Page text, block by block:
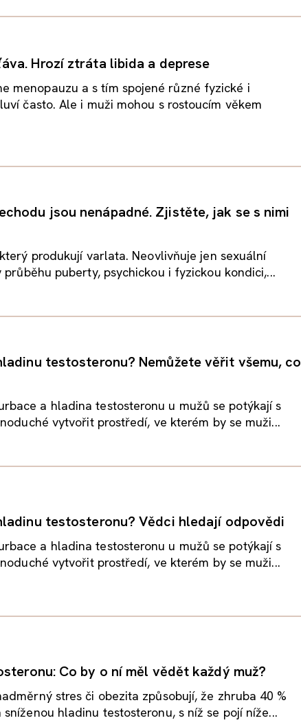
Hrozí ztráta libida a deprese
menopauzu a s tím spojené různé fyzické i
často. Ale i muži mohou s rostoucím věkem
jsou nenápadné. Zjistěte, jak se s nimi
produkují varlata. Neovlivňuje jen sexuální
puberty, psychickou i fyzickou kondici,...
testosteronu? Nemůžete věřit všemu, co
a hladina testosteronu u mužů se potýkají s
vytvořit prostředí, ve kterém by se muži...
testosteronu? Vědci hledají odpovědi
a hladina testosteronu u mužů se potýkají s
vytvořit prostředí, ve kterém by se muži...
Co by o ní měl vědět každý muž?
stres či obezita způsobují, že zhruba 40 %
hladinu testosteronu, s níž se pojí níže...